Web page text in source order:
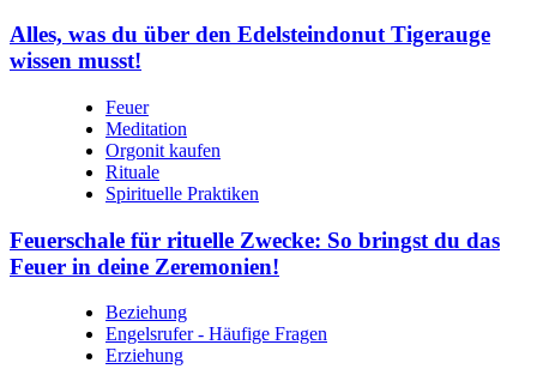
Alles, was du über den Edelsteindonut Tigerauge
wissen musst!
Feuer
Meditation
Orgonit kaufen
Rituale
Spirituelle Praktiken
Feuerschale für rituelle Zwecke: So bringst du das
Feuer in deine Zeremonien!
Beziehung
Engelsrufer - Häufige Fragen
Erziehung